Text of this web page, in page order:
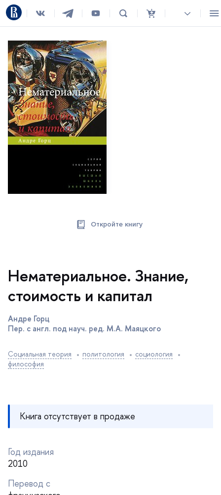
Откройте книгу
Нематериальное. Знание,
стоимость и капитал
Андре Горц
Пер. с англ. под науч. ред. М.А. Маяцкого
Социальная теория политология
социология
философия
Книга отсутствует в продаже
Год издания
2010
Перевод с